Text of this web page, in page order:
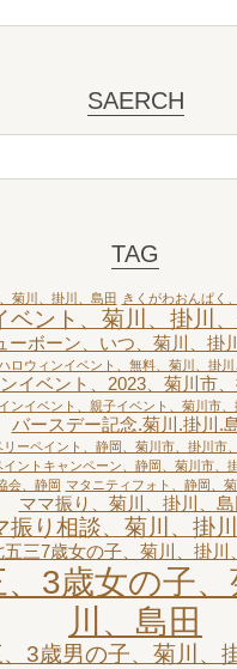
SAERCH
TAG
菊川、掛川、島田 きくがわおんぱく
ベント、菊川、掛川
ーボーン、いつ、菊川、掛
ロウィンイベント、無料、菊川、掛川
イベント、2023、菊川市
ンイベント、親子イベント、菊川市
バースデー記念.菊川.掛川.
リーペイント、静岡、菊川市、掛川市
イントキャンペーン、静岡、菊川市、
会、静岡 マタニティフォト、静岡、
ママ振り、菊川、掛川、島
振り相談、菊川、掛
五三7歳女の子、菊川、掛川
3歳女の子
川、島田
3歳男の子、菊川、